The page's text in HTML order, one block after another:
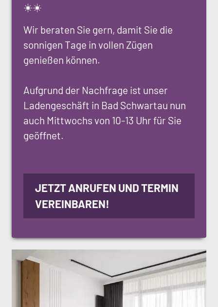
☀️☀️
Wir beraten Sie gern, damit Sie die
sonnigen Tage in vollen Zügen
genießen können.
Aufgrund der Nachfrage ist unser
Ladengeschäft in Bad Schwartau nun
auch Mittwochs von 10-13 Uhr für Sie
geöffnet.
JETZT ANRUFEN UND TERMIN
VEREINBAREN!